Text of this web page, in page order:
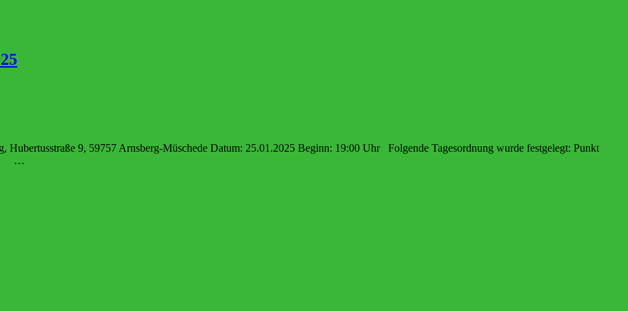
Hubertusstraße 9, 59757 Arnsberg-Müschede Datum: 25.01.2025 Beginn: 19:00 Uhr Folgende Tagesordnung wurde festgelegt: Punkt
…